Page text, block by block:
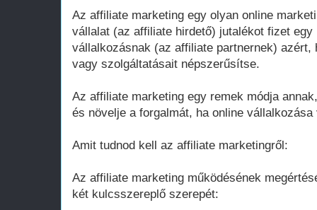
Az affiliate marketing egy olyan online
vállalat (az affiliate hirdető) jutalékot fizet
vállalkozásnak (az affiliate partnernek) azért,
vagy szolgáltatásait népszerűsítse.
Az affiliate marketing egy remek módja
és növelje a forgalmát, ha online
Amit tudnod kell az affiliate marketingről:
Az affiliate marketing működésének
két kulcsszereplő szerepét: